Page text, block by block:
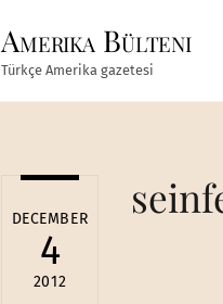
Amerika Bülteni
Türkçe Amerika gazetesi
DECEMBER
4
2012